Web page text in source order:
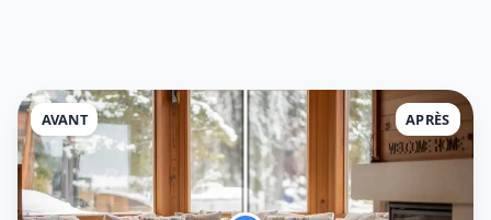
AVANT APRÈS